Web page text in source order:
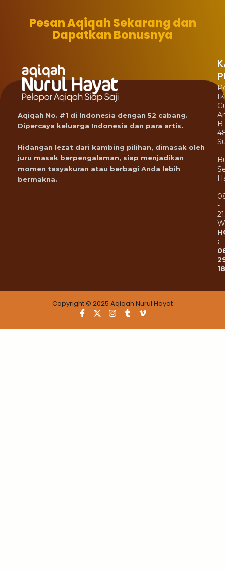
Pesan Aqiqah Sekarang dan
Dapatkan Bonusnya
Aqiqah No. #1 di Indonesia dengan 52 cabang.
Dipercaya keluarga Indonesia dan para artis.
Hidangan lezat dari kambing pilihan, dimasak oleh
juru masak berpengalaman, siap menjadikan
momen tasyakuran atau berbagi Anda lebih
bermakna.
B-
:
-
:
Copyright © 2025 Aqiqah Nurul Hayat
F
a
c
X
-
t
I
n
s
T
u
m
V
m